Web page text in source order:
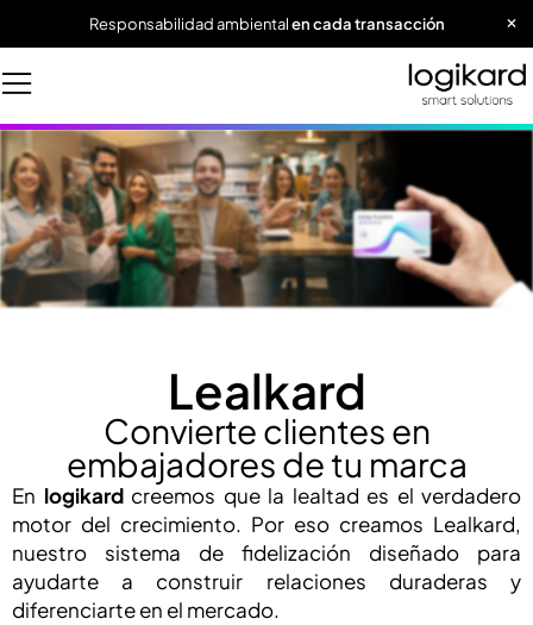
Responsabilidad ambientalen cada transacción
Lealkard
Convierte clientes en
embajadores de tu marca
En logikardcreemos que la lealtad es el verdadero
motor del crecimiento. Por eso creamos Lealkard,
nuestro sistema de fidelización diseñado para
ayudarte a construir relaciones duraderas y
diferenciarte en el mercado.